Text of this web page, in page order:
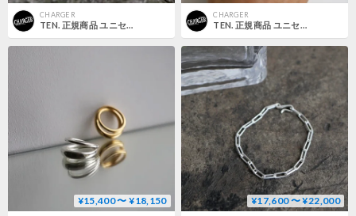
CHARGER
TEN. 正規商品 ユニセックス アクセサリー テン ビロウ リング シルバー/ゴールド【即日発送】(rg-0112)(rgg-0122)
CHARGER
TEN. 正規商品 ユニセックス アクセサリー テン ラド リング シルバー/シルバー×ゴールド【即日発送】(rg-0101/rgm-0101)(rgx-0101/rmx-0101)
¥15,400 〜 ¥18,150 ¥17,600 〜 ¥22,000